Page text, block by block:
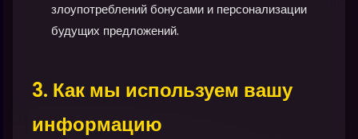
злоупотреблений бонусами и персонализации
будущих предложений.
3. Как мы используем вашу
информацию